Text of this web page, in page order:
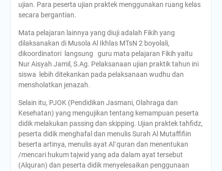
ujian. Para peserta ujian praktek menggunakan ruang kelas
secara bergantian.
Mata pelajaran lainnya yang diuji adalah Fikih yang
dilaksanakan di Musola Al Ikhlas MTsN 2 boyolali,
dikoordinatori langsung guru mata pelajaran Fikih yaitu
Nur Aisyah Jamil, S.Ag. Pelaksanaan ujian praktik tahun ini
siswa lebih ditekankan pada pelaksanaan wudhu dan
mensholatkan jenazah.
Selain itu, PJOK (Pendidikan Jasmani, Olahraga dan
Kesehatan) yang mengujikan tentang kemampuan peserta
didik melakukan passing dan skipping. Ujian praktek tahfidz,
peserta didik menghafal dan menulis Surah Al Mutaffifiin
beserta artinya, menulis ayat Al`quran dan menentukan
/mencari hukum tajwid yang ada dalam ayat tersebut
(Alquran) dan peserta didik menyelesaikan penggunaan